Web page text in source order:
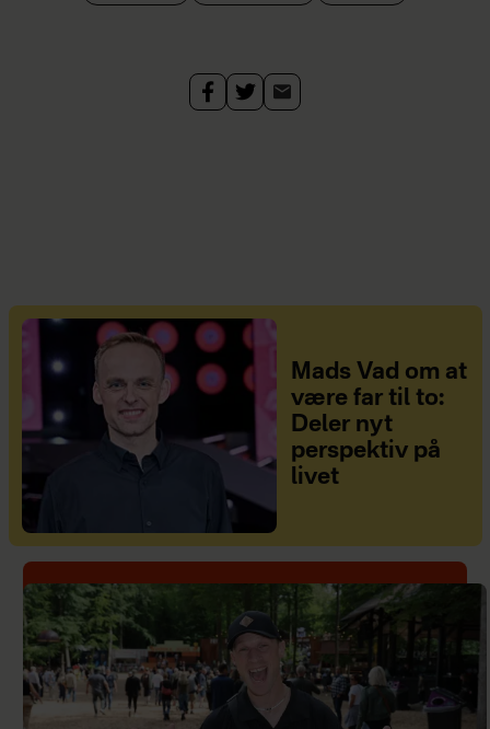
Mads Vad om at
være far til to:
Deler nyt
perspektiv på
livet